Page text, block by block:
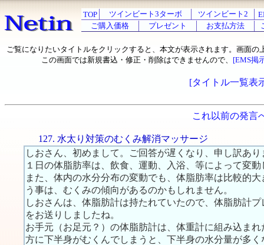
TOP ツインビート3ターボ ツインビート2
ご購入価格
プレゼント お支払方法
ご覧になりたいタイトルをクリックすると、本文が表示されます。画面の
この画面では新規書込・修正・削除はできませんので、 [EMS掲
[タイトル一覧表
これ以前の発言
127. 水太り対策のむくみ解消マッサージ
しおさん、初めまして。ご回答が遅くなり、申し訳あり
１日の体脂肪率は、飲食、運動、入浴、等によって変動
また、体内の水分分布の変動でも、体脂肪率は比較的
う事は、むくみの傾向があるのかもしれません。
しおさんは、体脂肪計は持たれていたので、体脂肪計
をお送りしましたね。
お手元（お足元？）の体脂肪計は、体重計に組み込ま
方に下半身がむくんでしまうと、下半身の水分量が多